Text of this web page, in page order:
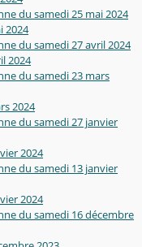
du samedi 25 mai 2024
2024
du samedi 27 avril 2024
2024
du samedi 23 mars
2024
du samedi 27 janvier
2024
du samedi 13 janvier
2024
du samedi 16 décembre